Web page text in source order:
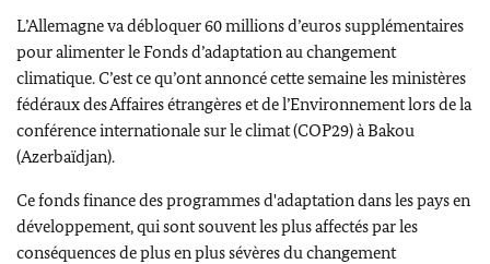
L’Allemagne va débloquer 60 millions d’euros supplémentaires
pour alimenter le Fonds d’adaptation au changement
climatique. C’est ce qu’ont annoncé cette semaine les ministères
fédéraux des Affaires étrangères et de l’Environnement lors de la
conférence internationale sur le climat (COP29) à Bakou
(Azerbaïdjan).
Ce fonds finance des programmes d'adaptation dans les pays en
développement, qui sont souvent les plus affectés par les
conséquences de plus en plus sévères du changement